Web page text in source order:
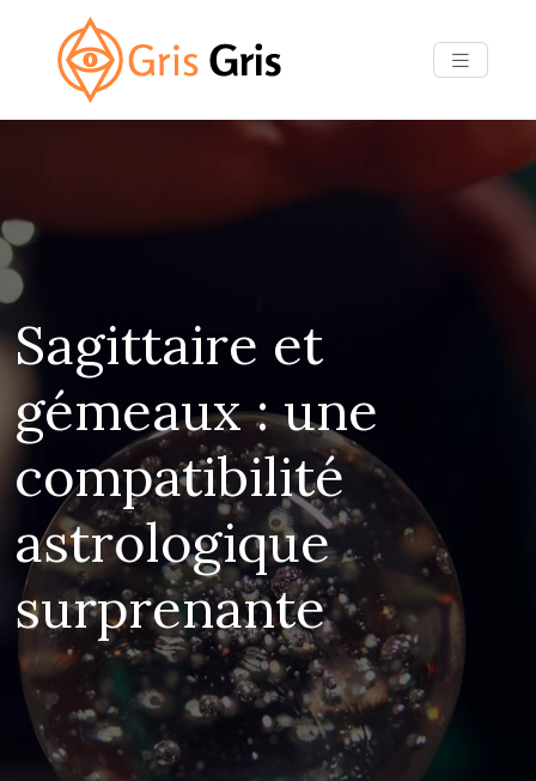
Sagittaire et
gémeaux : une
compatibilité
astrologique
surprenante